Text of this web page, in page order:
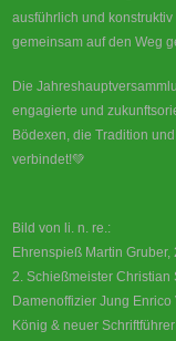
ausführlich und
gemeinsam auf den Weg
Die
engagierte und
Bödexen, die Tradition
verbindet!💚
Bild von li. n. re.:
Ehrenspieß Martin
2. Schießmeister Christian
Damenoffizier Jung
König & neuer